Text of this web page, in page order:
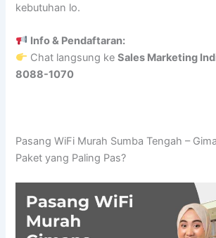
kebutuhan lo.
Info & Pendaftaran:
Chat langsung keSales Marketing
8088-1070
Pasang WiFi Murah Sumba Tengah –
Paket yang Paling Pas?